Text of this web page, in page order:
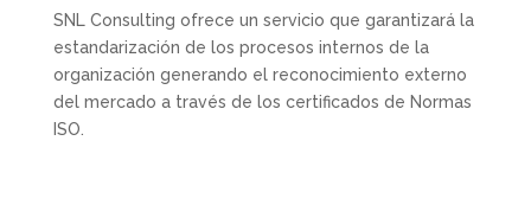
SNL Consulting ofrece un servicio que garantizará la
estandarización de los procesos internos de la
organización generando el reconocimiento externo
del mercado a través de los certificados de Normas
ISO.